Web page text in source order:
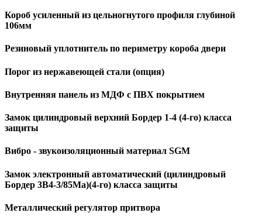
Короб усиленный из цельногнутого профиля глубиной
106мм
Резиновый уплотнитель по периметру короба двери
Порог из нержавеющей стали (опция)
Внутренняя панель из МДФ с ПВХ покрытием
Замок цилиндровый верхний Бордер 1-4 (4-го) класса
защиты
Вибро - звукоизоляционный материал SGM
Замок электронный автоматический (цилиндровый
Бордер 3B4-3/85Ma)(4-го) класса защиты
Металлический регулятор притвора